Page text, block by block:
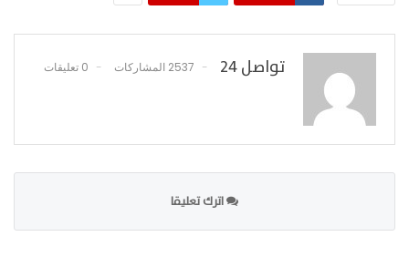
تواصل 24 2537 المشاركات 0 تعليقات
اترك تعليقا